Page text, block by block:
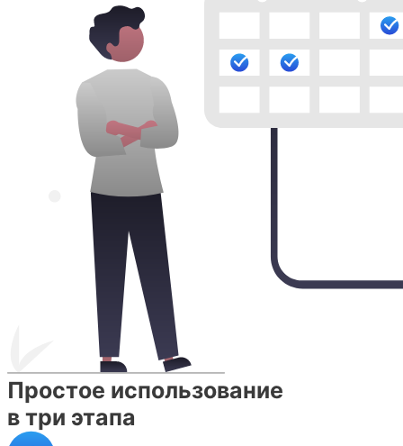
Простое использование
в три этапа